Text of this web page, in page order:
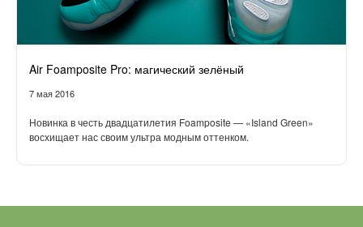
Air Foamposite Pro: магический зелёный
7 мая 2016
Новинка в честь двадцатилетия Foamposite — «Island Green»
восхищает нас своим ультра модным оттенком.